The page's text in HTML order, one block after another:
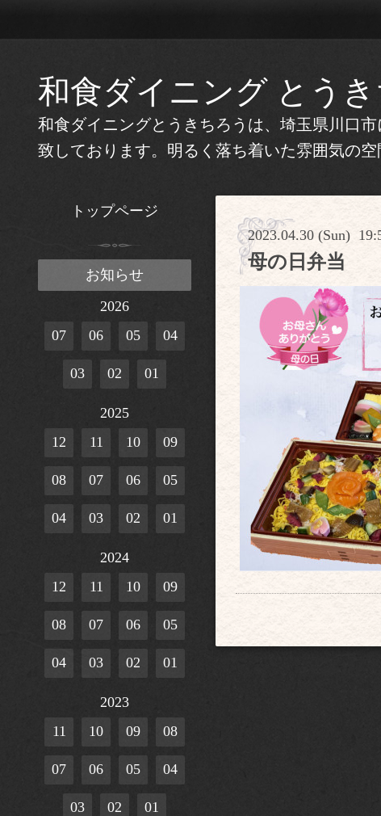
和食ダイニング とうき
和食ダイニングとうきちろうは、埼玉県川口
致しております。明るく落ち着いた雰囲気の
2023.04.30 (Sun)
母の日弁当
トップページ
お知らせ
2026
07
06 05 04
03 02 01
2025
12
11 10 09
08 07 06 05
04 03 02 01
2024
12
11 10 09
08 07 06 05
04 03 02 01
2023
11
10 09 08
07 06 05 04
03 02 01